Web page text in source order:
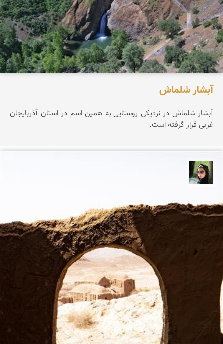
آبشار شلماش
آبشار شلماش در نزدیکی روستایی به همین اسم در استان آذربایجان
غربی قرار گرفته است.